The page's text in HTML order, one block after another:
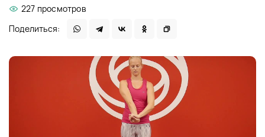
227 просмотров
Поделиться: